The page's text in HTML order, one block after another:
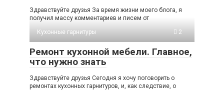
Здравствуйте друзья За время жизни моего блога, я
получил массу комментариев и писем от
Кухонные гарнитуры
2
Ремонт кухонной мебели. Главное,
что нужно знать
Здравствуйте друзья Сегодня я хочу поговорить о
ремонтах кухонных гарнитуров, и, как следствие, о